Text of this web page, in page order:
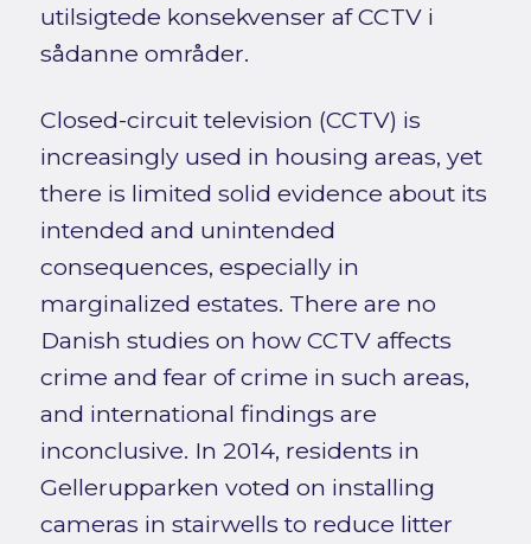
utilsigtede konsekvenser af CCTV i
sådanne områder.
Closed-circuit television (CCTV) is
increasingly used in housing areas, yet
there is limited solid evidence about its
intended and unintended
consequences, especially in
marginalized estates. There are no
Danish studies on how CCTV affects
crime and fear of crime in such areas,
and international findings are
inconclusive. In 2014, residents in
Gellerupparken voted on installing
cameras in stairwells to reduce litter